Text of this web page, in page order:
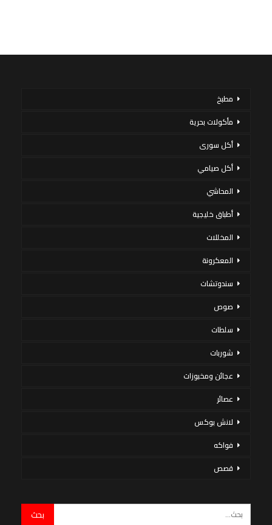
مطبخ
مأكولات بحرية
أكل سورى
أكل صيامي
المحاشي
أطباق خليجية
المخللات
المعكرونة
سندوتشات
صوص
سلطات
شوربات
عجائن ومخبوزات
عصائر
لانش بوكس
فواكه
قصص